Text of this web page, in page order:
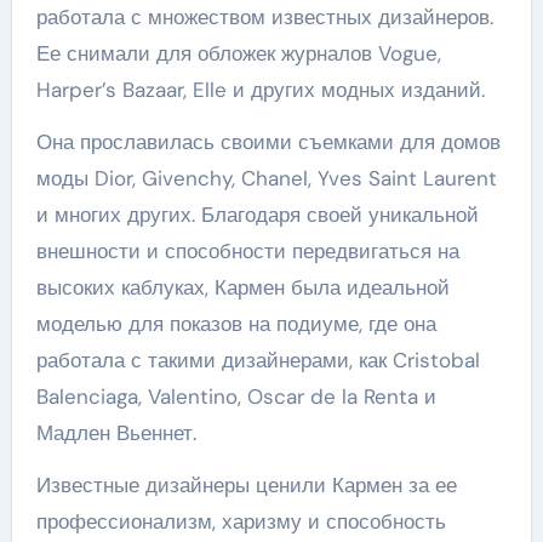
работала с множеством известных дизайнеров.
Ее снимали для обложек журналов Vogue,
Harper’s Bazaar, Elle и других модных изданий.
Она прославилась своими съемками для домов
моды Dior, Givenchy, Chanel, Yves Saint Laurent
и многих других. Благодаря своей уникальной
внешности и способности передвигаться на
высоких каблуках, Кармен была идеальной
моделью для показов на подиуме, где она
работала с такими дизайнерами, как Cristobal
Balenciaga, Valentino, Oscar de la Renta и
Мадлен Вьеннет.
Известные дизайнеры ценили Кармен за ее
профессионализм, харизму и способность